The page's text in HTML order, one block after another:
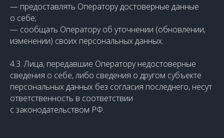
— предоставлять Оператору достоверные данные
о себе;
— сообщать Оператору об уточнении (обновлении,
изменении) своих персональных данных.
4.3. Лица, передавшие Оператору недостоверные
сведения о себе, либо сведения о другом субъекте
персональных данных без согласия последнего, несут
ответственность в соответствии
с законодательством РФ.